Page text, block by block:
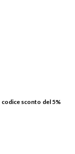
codice sconto del 5%